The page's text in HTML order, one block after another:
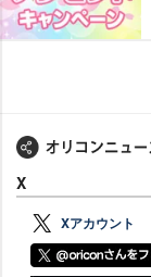
X
Xアカウント